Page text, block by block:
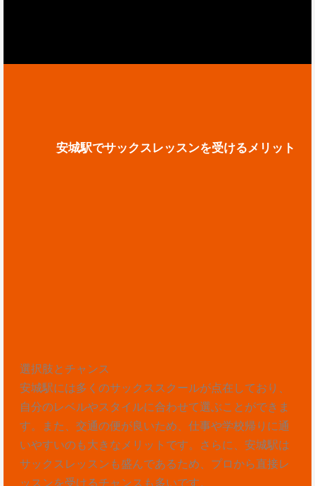
安城駅でサックスレッスンを受けるメリット
選択肢とチャンス
安城駅には多くのサックススクールが点在しており、
自分のレベルやスタイルに合わせて選ぶことができま
す。また、交通の便が良いため、仕事や学校帰りに通
いやすいのも大きなメリットです。さらに、安城駅は
サックスレッスンも盛んであるため、プロから直接レ
ッスンを受けるチャンスも多いです。